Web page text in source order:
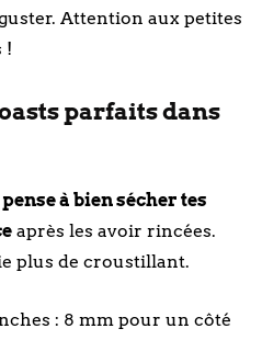
Attention aux petites
!
parfaits dans
pense à bien sécher tes
après les avoir rincées.
plus de croustillant.
: 8 mm pour un côté